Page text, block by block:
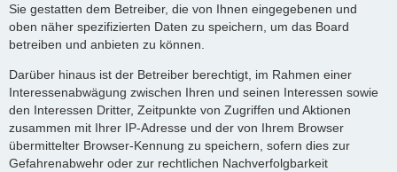
Sie gestatten dem Betreiber, die von Ihnen eingegebenen und
oben näher spezifizierten Daten zu speichern, um das Board
betreiben und anbieten zu können.
Darüber hinaus ist der Betreiber berechtigt, im Rahmen einer
Interessenabwägung zwischen Ihren und seinen Interessen sowie
den Interessen Dritter, Zeitpunkte von Zugriffen und Aktionen
zusammen mit Ihrer IP-Adresse und der von Ihrem Browser
übermittelter Browser-Kennung zu speichern, sofern dies zur
Gefahrenabwehr oder zur rechtlichen Nachverfolgbarkeit